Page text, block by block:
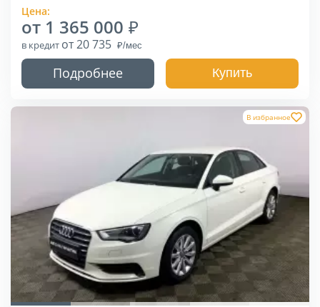
Цена:
от 1 365 000
в кредит от 20 735
Подробнее Купить
В избранное